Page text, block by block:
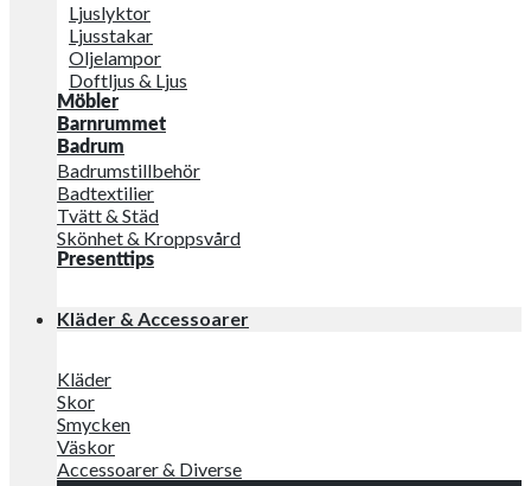
Ljuslyktor
Ljusstakar
Oljelampor
Doftljus & Ljus
Möbler
Barnrummet
Badrum
Badrumstillbehör
Badtextilier
Tvätt & Städ
Skönhet & Kroppsvård
Presenttips
Kläder & Accessoarer
Kläder
Skor
Smycken
Väskor
Accessoarer & Diverse